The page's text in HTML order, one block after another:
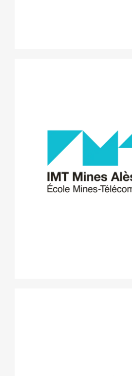
Et son incubateur de projets
accompagne les porteurs de
technologiques, de l’idée jusqu’à la
apporte son expertise et ses moyens
projets technologiquement innovants.
disposition sont l’appui technologique
recherche de l'IMT Mines Alès,
et de consultants spécialisés, des
voire une bourse de subsistance sous